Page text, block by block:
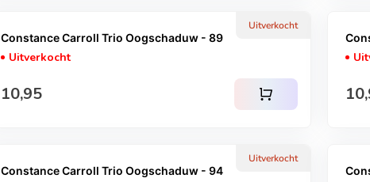
Uitverkocht
Constance Carroll Trio Oogschaduw - 89
Uitverkocht
Normale prijs
10,95 shopping_cart
Uitverkocht
Constance Carroll Trio Oogschaduw - 94